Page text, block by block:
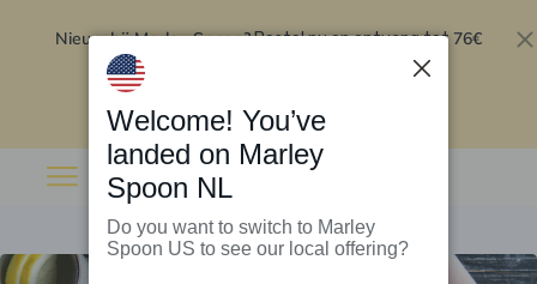
Nieuw bij Marley Spoon?Bestel nu en ontvang tot 76€
Welcome! You’ve
landed on Marley
Spoon NL
Do you want to switch to Marley
Spoon US to see our local offering?